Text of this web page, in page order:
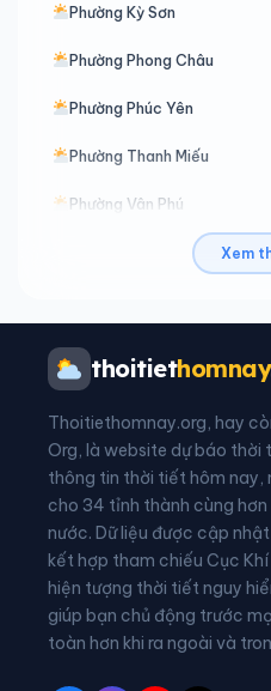
Phường Kỳ Sơn
Phường Phong Châu
Phường Phúc Yên
Phường Thanh Miếu
Phường Vân Phú
Phường Vĩnh Phúc
Xã An Nghĩa
Xã Bằng Luân
Xã Bình Nguyên
Xã Bình Tuyền
Xã Cẩm Khê
Xã Cao Phong
Xã Chân Mộng
Xã Chí Tiên
Xem
thoitiethomnay
Thoitiethomnay.org, hay
Org, là website dự báo
thông tin thời tiết hôm nay,
cho 34 tỉnh thành cùng
nước. Dữ liệu được cập
kết hợp tham chiếu Cục
hiện tượng thời tiết nguy
giúp bạn chủ động trước
toàn hơn khi ra ngoài và